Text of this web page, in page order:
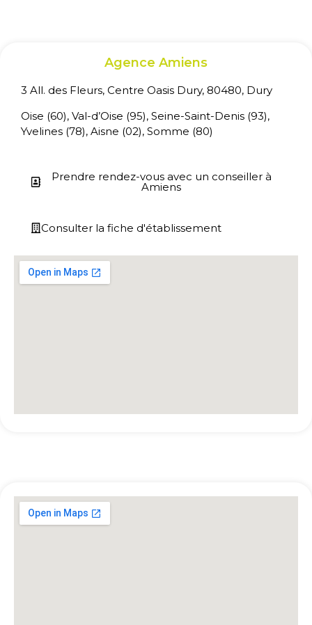
Agence Amiens
3 All. des Fleurs, Centre Oasis Dury, 80480, Dury
Oise (60), Val-d’Oise (95), Seine-Saint-Denis (93),
Yvelines (78), Aisne (02), Somme (80)
Prendre rendez-vous avec un conseiller à
Amiens
Consulter la fiche d'établissement